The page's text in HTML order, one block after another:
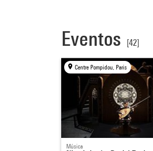
Eventos [42]
Centre Pompidou, Paris
Música